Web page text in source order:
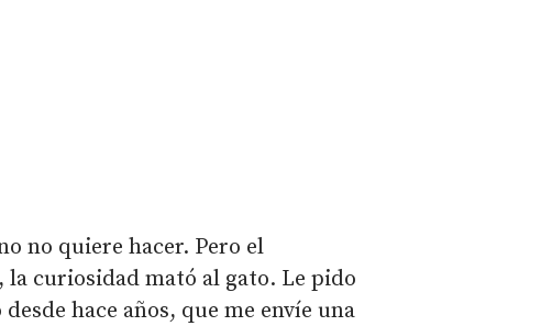
no quiere hacer. Pero el
la curiosidad mató al gato. Le pido
hace años, que me envíe una